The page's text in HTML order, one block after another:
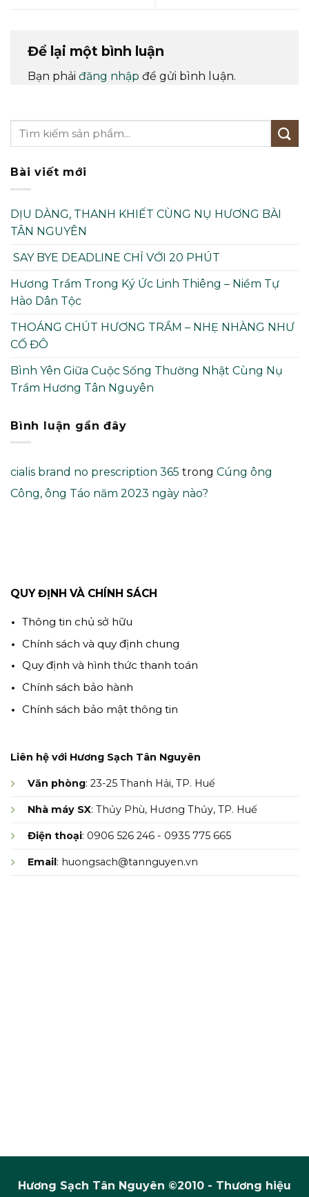
Để lại một bình luận
Bạn phải đăng nhập để gửi bình luận.
Bài viết mới
DỊU DÀNG, THANH KHIẾT CÙNG NỤ HƯƠNG BÀI
TÂN NGUYÊN
SAY BYE DEADLINE CHỈ VỚI 20 PHÚT
Hương Trầm Trong Ký Ức Linh Thiêng – Niềm Tự
Hào Dân Tộc
THOÁNG CHÚT HƯƠNG TRẦM – NHẸ NHÀNG NHƯ
CỐ ĐÔ
Bình Yên Giữa Cuộc Sống Thường Nhật Cùng Nụ
Trầm Hương Tân Nguyên
Bình luận gần đây
cialis brand no prescription 365 trong Cúng ông
Công, ông Táo năm 2023 ngày nào?
QUY ĐỊNH VÀ CHÍNH SÁCH
Thông tin chủ sở hữu
Chính sách và quy định chung
Quy định và hình thức thanh toán
Chính sách bảo hành
Chính sách bảo mật thông tin
Liên hệ với Hương Sạch Tân Nguyên
Văn phòng: 23-25 Thanh Hải, TP. Huế
Nhà máy SX: Thủy Phù, Hương Thủy, TP. Huế
Điện thoại: 0906 526 246 - 0935 775 665
Email: huongsach@tannguyen.vn
Hương Sạch Tân Nguyên ©2010 - Thương hiệu